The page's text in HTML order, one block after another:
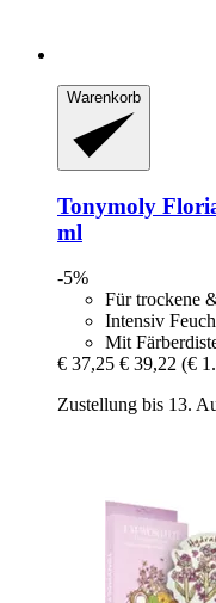
Warenkorb
Tonymoly
ml
-5%
Für trockene
Intensiv
Mit
€ 37,25 € 39,22 (€
Zustellung bis 13.